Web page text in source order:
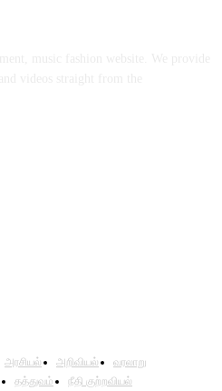
அரசியல் அறிவியல்
வரலாறு
தத்துவம்
நீதி குற்றவியல்